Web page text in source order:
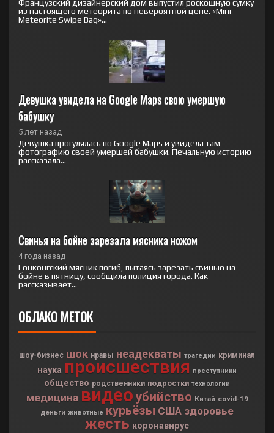
Французский дизайнерский дом выпустил роскошную сумку
из настоящего метеорита по невероятной цене. «Mini
Meteorite Swipe Bag»...
Девушка увидела на Google Maps свою умершую
бабушку
5 лет назад
Девушка прогулялась по Google Maps и увидела там
фотографию своей умершей бабушки. Печальную историю
рассказала...
Свинья на бойне зарезала мясника ножом
4 года назад
Гонконгский мясник погиб, пытаясь зарезать свинью на
бойне в пятницу, сообщила полиция города. Как
рассказывает...
ОБЛАКО МЕТОК
шоу-бизнес шок нравы неадекваты трагедии криминал
наука происшествия преступники
общество родственники подростки технологии
медицина видео убийство Китай covid-19
деньги животные курьёзы США здоровье
жесть коронавирус